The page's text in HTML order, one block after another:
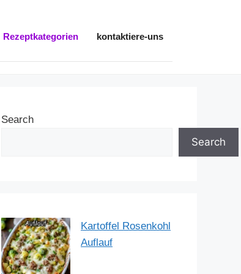
Rezeptkategorien kontaktiere-uns
Search
Search
Kartoffel Rosenkohl
Auflauf